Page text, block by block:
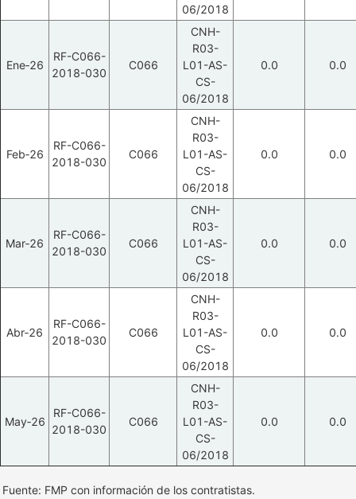
06/2018
Ene‑26
RF-C066-
2018-030
C066
CNH-
R03-
L01-AS-
CS-
06/2018
0.0 0.0
Feb‑26
RF-C066-
2018-030
C066
CNH-
R03-
L01-AS-
CS-
06/2018
0.0 0.0
Mar‑26
RF-C066-
2018-030
C066
CNH-
R03-
L01-AS-
CS-
06/2018
0.0 0.0
Abr‑26
RF-C066-
2018-030
C066
CNH-
R03-
L01-AS-
CS-
06/2018
0.0 0.0
May‑26
RF-C066-
2018-030
C066
CNH-
R03-
L01-AS-
CS-
06/2018
0.0 0.0
Fuente: FMP con información de los contratistas.